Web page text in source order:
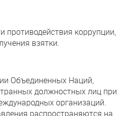
коррупции,
взятки.
Объединенных Наций,
должностных лиц при
организаций.
распространяются на